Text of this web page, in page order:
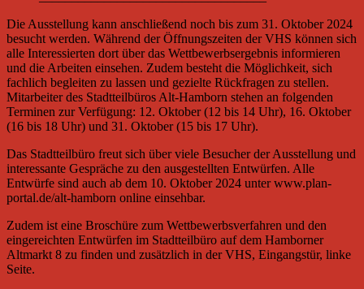
Die Ausstellung kann anschließend noch bis zum 31. Oktober 2024
besucht werden. Während der Öffnungszeiten der VHS können sich
alle Interessierten dort über das Wettbewerbsergebnis informieren
und die Arbeiten einsehen. Zudem besteht die Möglichkeit, sich
fachlich begleiten zu lassen und gezielte Rückfragen zu stellen.
Mitarbeiter des Stadtteilbüros Alt-Hamborn stehen an folgenden
Terminen zur Verfügung: 12. Oktober (12 bis 14 Uhr), 16. Oktober
(16 bis 18 Uhr) und 31. Oktober (15 bis 17 Uhr).
Das Stadtteilbüro freut sich über viele Besucher der Ausstellung und
interessante Gespräche zu den ausgestellten Entwürfen. Alle
Entwürfe sind auch ab dem 10. Oktober 2024 unter www.plan-
portal.de/alt-hamborn online einsehbar.
Zudem ist eine Broschüre zum Wettbewerbsverfahren und den
eingereichten Entwürfen im Stadtteilbüro auf dem Hamborner
Altmarkt 8 zu finden und zusätzlich in der VHS, Eingangstür, linke
Seite.